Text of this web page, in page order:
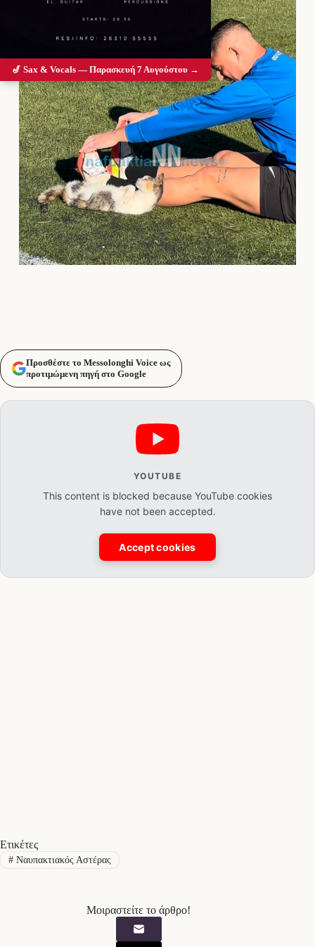
Προσθέστε το Messolonghi Voice ως
προτιμώμενη πηγή στο Google
YOUTUBE
This content is blocked because YouTube cookies
have not been accepted.
Accept cookies
Ετικέτες
#Ναυπακτιακός Αστέρας
Μοιραστείτε το άρθρο!
🎷 Sax & Vocals — Παρασκευή 7 Αυγούστου →